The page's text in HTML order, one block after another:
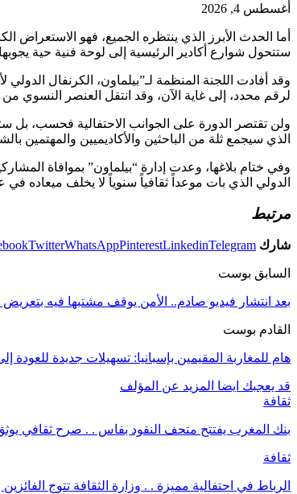
أغسطس 4, 2026
ستتحول شوارع أكادير الرئيسية إلى لوحة فنية حية
لرقم محدد، إلى غاية الآن، وقد انتقل العنصر النسوي
الذي سيجمع ثلة من الباحثين والأكاديميين والمهتمين
وفي ختام بلاغها، وعدت إدارة “بيلماون” بموافاة
الدولي الذي بات موعداً ثقافياً سنوياً لا يخلف ميعاده
مرتبط
شارك TwitterWhatsAppPinterestLinkedinTelegram
السابق بوست
بعد انتشار فيديو صادم.. الأمن يوقف مشتبها فيه
القادم بوست
هام للمغاربة المقيمين بإسبانيا: تسهيلات جديدة للعودة إلى
قد يعجبك ايضا المزيد عن المؤلف
ثقافة
بنك المغرب يفتتح متحف النقود بفاس . . صرح ثقافي يوثق
ثقافة
الرباط في احتفالية مميزة . . وزارة الثقافة تتوج